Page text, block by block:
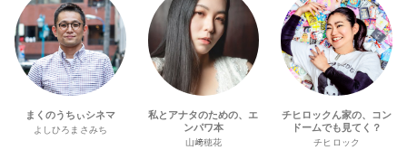
まくのうちぃシネマ
よしひろまさみち
私とアナタのための、エ
ンパワ本
山﨑穂花
チヒロックん家の、コン
ドームでも見てく？
チヒロック